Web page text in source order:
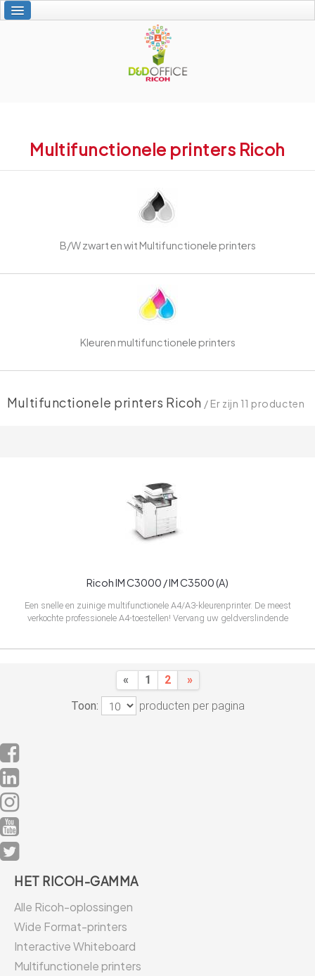
Gepersonaliseerde diensten
Contact
Multifunctionele printers Ricoh
B/W zwart en wit Multifunctionele printers
Kleuren multifunctionele printers
Multifunctionele printers Ricoh / Er zijn 11 producten
Ricoh IM C3000 / IM C3500 (A)
Een snelle en zuinige multifunctionele A4/A3-kleurenprinter. De meest
verkochte professionele A4-toestellen! Vervang uw geldverslindende
« 1 2
»
Toon:
producten per pagina
HET RICOH-GAMMA
Alle Ricoh-oplossingen
Wide Format-printers
Interactive Whiteboard
Multifunctionele printers